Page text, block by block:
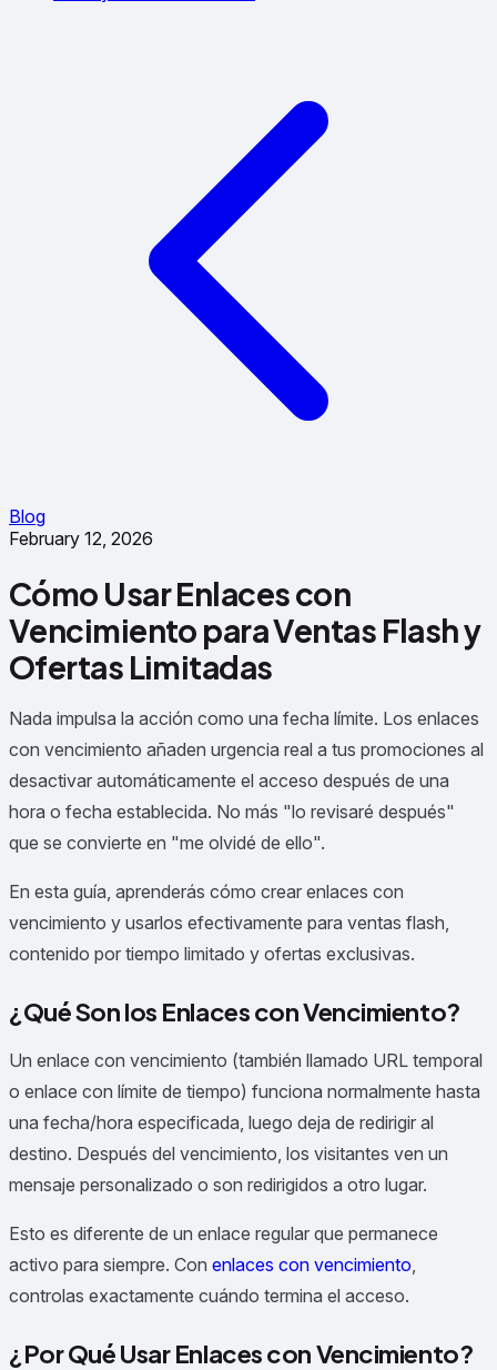
Blog
February 12, 2026
Cómo Usar Enlaces con
Vencimiento para Ventas Flash y
Ofertas Limitadas
Nada impulsa la acción como una fecha límite. Los enlaces
con vencimiento añaden urgencia real a tus promociones al
desactivar automáticamente el acceso después de una
hora o fecha establecida. No más "lo revisaré después"
que se convierte en "me olvidé de ello".
En esta guía, aprenderás cómo crear enlaces con
vencimiento y usarlos efectivamente para ventas flash,
contenido por tiempo limitado y ofertas exclusivas.
¿Qué Son los Enlaces con Vencimiento?
Un enlace con vencimiento (también llamado URL temporal
o enlace con límite de tiempo) funciona normalmente hasta
una fecha/hora especificada, luego deja de redirigir al
destino. Después del vencimiento, los visitantes ven un
mensaje personalizado o son redirigidos a otro lugar.
Esto es diferente de un enlace regular que permanece
activo para siempre. Con enlaces con vencimiento,
controlas exactamente cuándo termina el acceso.
¿Por Qué Usar Enlaces con Vencimiento?